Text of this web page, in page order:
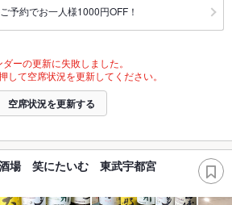
予約でお一人様1000円OFF！
ーの更新に失敗しました。
して空席状況を更新してください。
空席状況を更新する
酒場 笑にたいむ 東武宇都宮